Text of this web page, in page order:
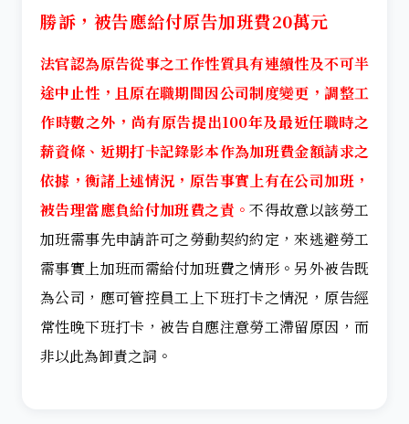
勝訴，被告應給付原告加班費20萬元
法官認為原告從事之工作性質具有連續性及不可半
途中止性，且原在職期間因公司制度變更，調整工
作時數之外，尚有原告提出100年及最近任職時之
薪資條、近期打卡記錄影本作為加班費金額請求之
依據，衡諸上述情況，原告事實上有在公司加班，
被告理當應負給付加班費之責。不得故意以該勞工
加班需事先申請許可之勞動契約約定，來逃避勞工
需事實上加班而需給付加班費之情形。另外被告既
為公司，應可管控員工上下班打卡之情況，原告經
常性晚下班打卡，被告自應注意勞工滯留原因，而
非以此為卸責之詞。